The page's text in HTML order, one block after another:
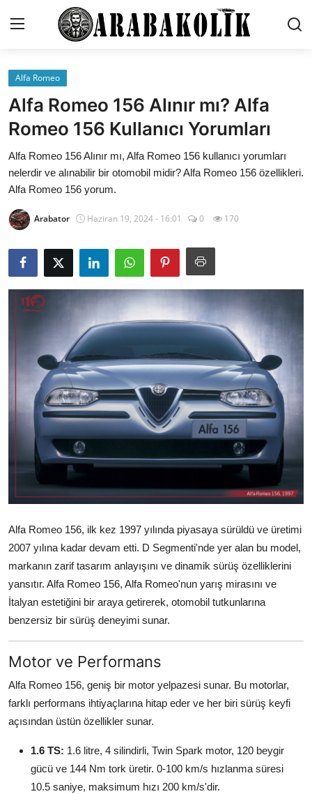
İletişim
Genel
Karşılaştırmalar
Testler
Markalar
Motosiklet
Paketler
Yağlar
Oto Bilgi
Alfa Romeo
Alfa Romeo 156 Alınır mı? Alfa
Romeo 156 Kullanıcı Yorumları
Alfa Romeo 156 Alınır mı, Alfa Romeo 156 kullanıcı yorumları
nelerdir ve alınabilir bir otomobil midir? Alfa Romeo 156 özellikleri.
Alfa Romeo 156 yorum.
Arabator Haziran 19, 2024 - 16:01 0 170
Alfa Romeo 156, ilk kez 1997 yılında piyasaya sürüldü ve üretimi
2007 yılına kadar devam etti. D Segmenti'nde yer alan bu model,
markanın zarif tasarım anlayışını ve dinamik sürüş özelliklerini
yansıtır. Alfa Romeo 156, Alfa Romeo'nun yarış mirasını ve
İtalyan estetiğini bir araya getirerek, otomobil tutkunlarına
benzersiz bir sürüş deneyimi sunar.
Motor ve Performans
Alfa Romeo 156, geniş bir motor yelpazesi sunar. Bu motorlar,
farklı performans ihtiyaçlarına hitap eder ve her biri sürüş keyfi
açısından üstün özellikler sunar.
1.6 TS: 1.6 litre, 4 silindirli, Twin Spark motor, 120 beygir
gücü ve 144 Nm tork üretir. 0-100 km/s hızlanma süresi
10.5 saniye, maksimum hızı 200 km/s'dir.